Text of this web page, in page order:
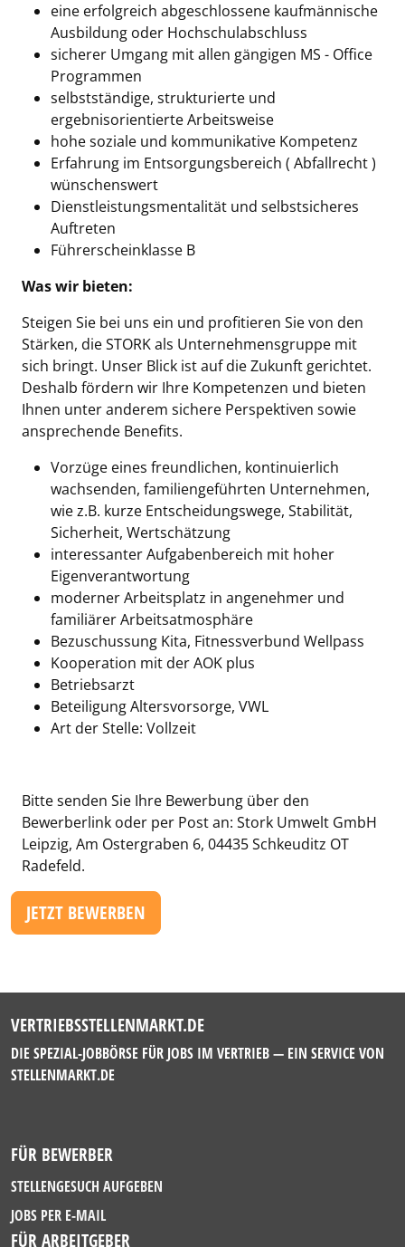
eine erfolgreich abgeschlossene kaufmännische
Ausbildung oder Hochschulabschluss
sicherer Umgang mit allen gängigen MS - Office
Programmen
selbstständige, strukturierte und
ergebnisorientierte Arbeitsweise
hohe soziale und kommunikative Kompetenz
Erfahrung im Entsorgungsbereich ( Abfallrecht )
wünschenswert
Dienstleistungsmentalität und selbstsicheres
Auftreten
Führerscheinklasse B
Was wir bieten:
Steigen Sie bei uns ein und profitieren Sie von den
Stärken, die STORK als Unternehmensgruppe mit
sich bringt. Unser Blick ist auf die Zukunft gerichtet.
Deshalb fördern wir Ihre Kompetenzen und bieten
Ihnen unter anderem sichere Perspektiven sowie
ansprechende Benefits.
Vorzüge eines freundlichen, kontinuierlich
wachsenden, familiengeführten Unternehmen,
wie z.B. kurze Entscheidungswege, Stabilität,
Sicherheit, Wertschätzung
interessanter Aufgabenbereich mit hoher
Eigenverantwortung
moderner Arbeitsplatz in angenehmer und
familiärer Arbeitsatmosphäre
Bezuschussung Kita, Fitnessverbund Wellpass
Kooperation mit der AOK plus
Betriebsarzt
Beteiligung Altersvorsorge, VWL
Art der Stelle: Vollzeit
Bitte senden Sie Ihre Bewerbung über den
Bewerberlink oder per Post an: Stork Umwelt GmbH
Leipzig, Am Ostergraben 6, 04435 Schkeuditz OT
Radefeld.
JETZT BEWERBEN
VERTRIEBSSTELLENMARKT.DE
DIE SPEZIAL-JOBBÖRSE FÜR JOBS IM VERTRIEB — EIN SERVICE VON
STELLENMARKT.DE
FÜR BEWERBER
STELLENGESUCH AUFGEBEN
JOBS PER E-MAIL
FÜR ARBEITGEBER